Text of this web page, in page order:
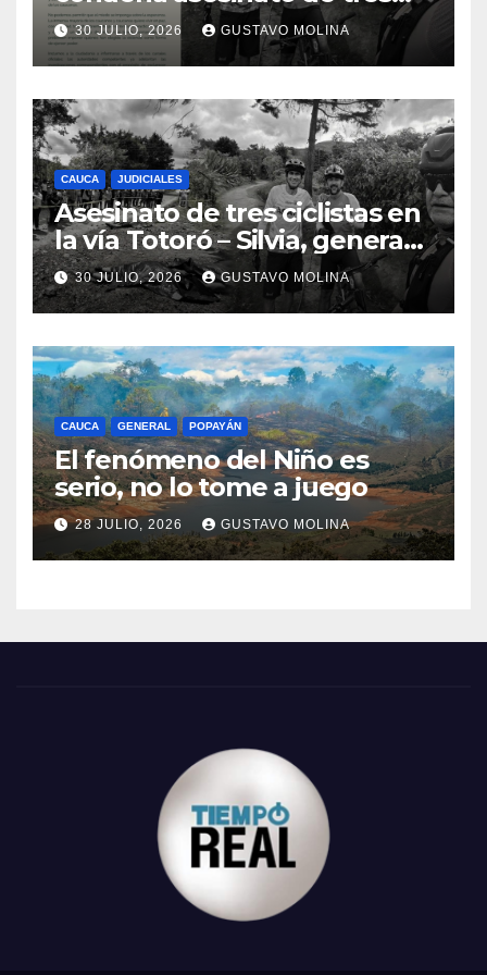
ciudadanos y exige medidas
urgentes al Gobierno
Nacional
30 JULIO, 2026 GUSTAVO MOLINA
CAUCA JUDICIALES
Asesinato de tres ciclistas en
la vía Totoró – Silvia, genera
consternación en el Cauca
30 JULIO, 2026 GUSTAVO MOLINA
CAUCA GENERAL POPAYÁN
El fenómeno del Niño es
serio, no lo tome a juego
28 JULIO, 2026 GUSTAVO MOLINA